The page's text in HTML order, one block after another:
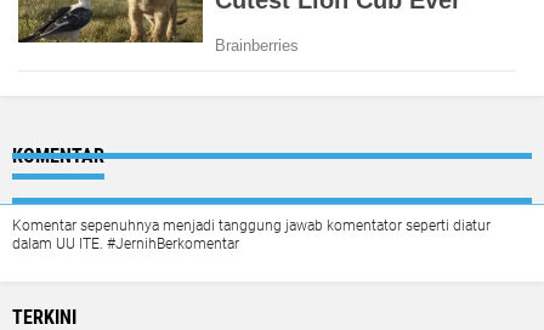
KOMENTAR
Komentar sepenuhnya menjadi tanggung jawab komentator seperti diatur
dalam UU ITE. #JernihBerkomentar
TERKINI